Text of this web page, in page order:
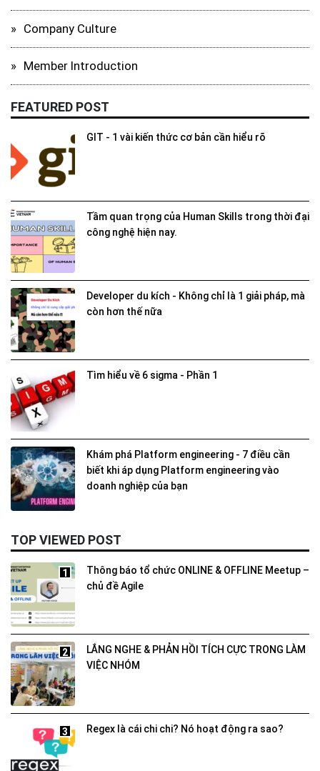
Company Culture
Member Introduction
FEATURED POST
GIT - 1 vài kiến thức cơ bản cần hiểu rõ
Tầm quan trọng của Human Skills trong thời đại
công nghệ hiện nay.
Developer du kích - Không chỉ là 1 giải pháp, mà
còn hơn thế nữa
Tìm hiểu về 6 sigma - Phần 1
Khám phá Platform engineering - 7 điều cần
biết khi áp dụng Platform engineering vào
doanh nghiệp của bạn
TOP VIEWED POST
1
Thông báo tổ chức ONLINE & OFFLINE Meetup –
chủ đề Agile
2
LẮNG NGHE & PHẢN HỒI TÍCH CỰC TRONG LÀM
VIỆC NHÓM
3 Regex là cái chi chi? Nó hoạt động ra sao?